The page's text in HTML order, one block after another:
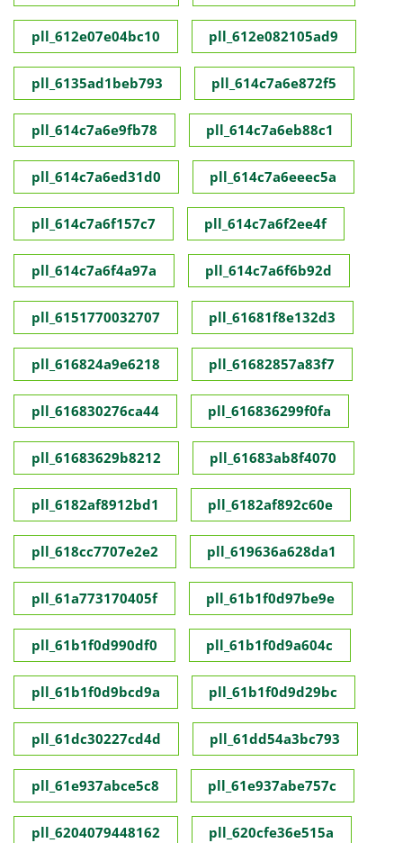
pll_612e07e04bc10 pll_612e082105ad9
pll_6135ad1beb793 pll_614c7a6e872f5
pll_614c7a6e9fb78 pll_614c7a6eb88c1
pll_614c7a6ed31d0 pll_614c7a6eeec5a
pll_614c7a6f157c7 pll_614c7a6f2ee4f
pll_614c7a6f4a97a pll_614c7a6f6b92d
pll_6151770032707 pll_61681f8e132d3
pll_616824a9e6218 pll_61682857a83f7
pll_616830276ca44 pll_616836299f0fa
pll_61683629b8212 pll_61683ab8f4070
pll_6182af8912bd1 pll_6182af892c60e
pll_618cc7707e2e2 pll_619636a628da1
pll_61a773170405f pll_61b1f0d97be9e
pll_61b1f0d990df0 pll_61b1f0d9a604c
pll_61b1f0d9bcd9a pll_61b1f0d9d29bc
pll_61dc30227cd4d pll_61dd54a3bc793
pll_61e937abce5c8 pll_61e937abe757c
pll_6204079448162 pll_620cfe36e515a